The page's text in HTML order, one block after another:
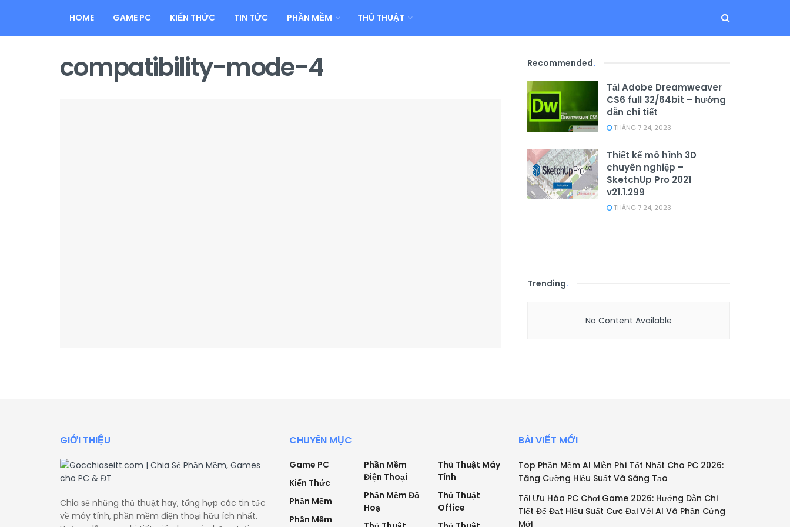
HOME GAME PC KIẾN THỨC TIN TỨC PHẦN MỀM THỦ THUẬT
compatibility-mode-4 Recommended.
Tải Adobe Dreamweaver
CS6 full 32/64bit – hướng
dẫn chi tiết
THÁNG 7 24, 2023
Thiết kế mô hình 3D
chuyên nghiệp –
SketchUp Pro 2021
v21.1.299
THÁNG 7 24, 2023
Trending.
No Content Available
GIỚI THIỆU
Chia sẻ những thủ thuật hay, tổng hợp các tin tức
về máy tính, phần mềm điện thoại hữu ích nhất.
CHUYÊN MỤC
Game PC
Kiến Thức
Phần Mềm
Phần Mềm
Phần Mềm
Điện Thoại
Phần Mềm Đồ
Hoạ
Thủ Thuật Máy
Tính
Thủ Thuật
Office
BÀI VIẾT MỚI
Top Phần Mềm AI Miễn Phí Tốt Nhất Cho PC 2026:
Tăng Cường Hiệu Suất Và Sáng Tạo
Tối Ưu Hóa PC Chơi Game 2026: Hướng Dẫn Chi
Tiết Để Đạt Hiệu Suất Cực Đại Với AI Và Phần Cứng
Mới